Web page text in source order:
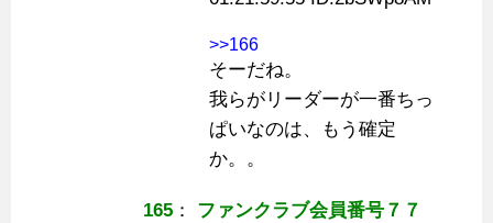
>>166
そーだね。
我らがリーダーが一番ちっ
ぱいなのは、もう確定
か。。
165 ： ファンクラブ会員番号７７